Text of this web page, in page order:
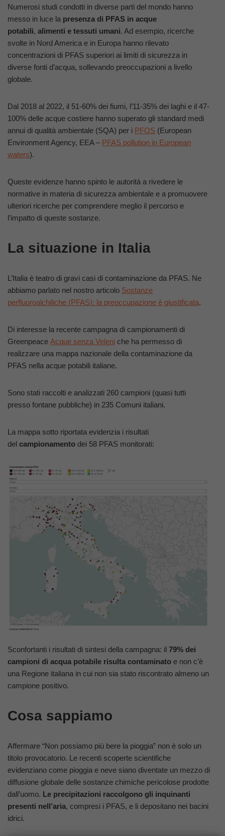
Numerosi studi condotti in diverse parti del mondo hanno
messo in luce la presenza di PFAS in acque
potabili, alimenti e tessuti umani. Ad esempio, ricerche
svolte in Nord America e in Europa hanno rilevato
concentrazioni di PFAS superiori ai limiti di sicurezza in
diverse fonti d’acqua, sollevando preoccupazioni a livello
globale.
Dal 2018 al 2022, il 51-60% dei fiumi, l’11-35% dei laghi e il 47-
100% delle acque costiere hanno superato gli standard medi
annui di qualità ambientale (SQA) per i PFOS (European
Environment Agency, EEA – PFAS pollution in European
waters).
Queste evidenze hanno spinto le autorità a rivedere le
normative in materia di sicurezza ambientale e a promuovere
ulteriori ricerche per comprendere meglio il percorso e
l’impatto di queste sostanze.
La situazione in Italia
L’Italia è teatro di gravi casi di contaminazione da PFAS. Ne
abbiamo parlato nel nostro articolo Sostanze
perfluoroalchiliche (PFAS): la preoccupazione è giustificata.
Di interesse la recente campagna di campionamenti di
Greenpeace Acque senza Veleni che ha permesso di
realizzare una mappa nazionale della contaminazione da
PFAS nella acque potabili italiane.
Sono stati raccolti e analizzati 260 campioni (quasi tutti
presso fontane pubbliche) in 235 Comuni italiani.
La mappa sotto riportata evidenzia i risultati
del campionamento dei 58 PFAS monitorati:
Sconfortanti i risultati di sintesi della campagna: il 79% dei
campioni di acqua potabile risulta contaminato e non c’è
una Regione italiana in cui non sia stato riscontrato almeno un
campione positivo.
Cosa sappiamo
Affermare “Non possiamo più bere la pioggia” non è solo un
titolo provocatorio. Le recenti scoperte scientifiche
evidenziano come pioggia e neve siano diventate un mezzo di
diffusione globale delle sostanze chimiche pericolose prodotte
dall’uomo. Le precipitazioni raccolgono gli inquinanti
presenti nell’aria, compresi i PFAS, e li depositano nei bacini
idrici.